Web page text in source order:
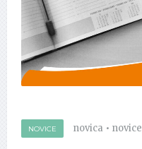
NOVICE novica • novice